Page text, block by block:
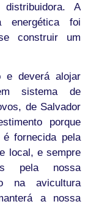
A
energética foi
construir um
e deverá alojar
sistema de
de Salvador
porque
fornecida pela
local, e sempre
pela nossa
na avicultura
a nossa